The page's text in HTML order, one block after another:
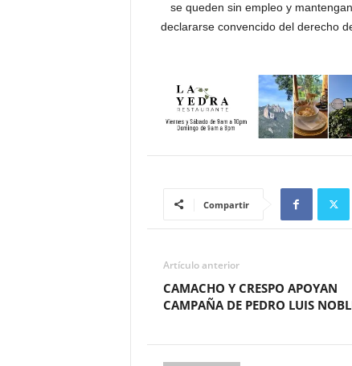
se queden sin empleo y
declararse convencido del derecho
Compartir
Artículo anterior
CAMACHO Y CRESPO APOYAN
CAMPAÑA DE PEDRO LUIS